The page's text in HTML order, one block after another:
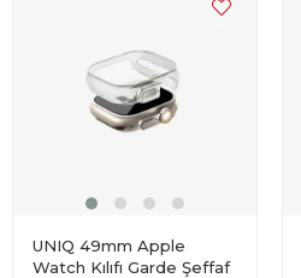
UNIQ 49mm Apple
Watch Kılıfı Garde Şeffaf